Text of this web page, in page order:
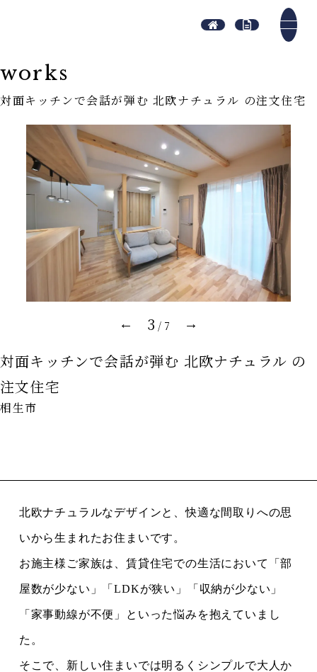
works
対面キッチンで会話が弾む 北欧ナチュラル の注文住宅
← 4 / 7 →
対面キッチンで会話が弾む 北欧ナチュラル の
注文住宅
相生市
北欧ナチュラルなデザインと、快適な間取りへの思
いから生まれたお住まいです。
お施主様ご家族は、賃貸住宅での生活において「部
屋数が少ない」「LDKが狭い」「収納が少ない」
「家事動線が不便」といった悩みを抱えていまし
た。
そこで、新しい住まいでは明るくシンプルで大人か